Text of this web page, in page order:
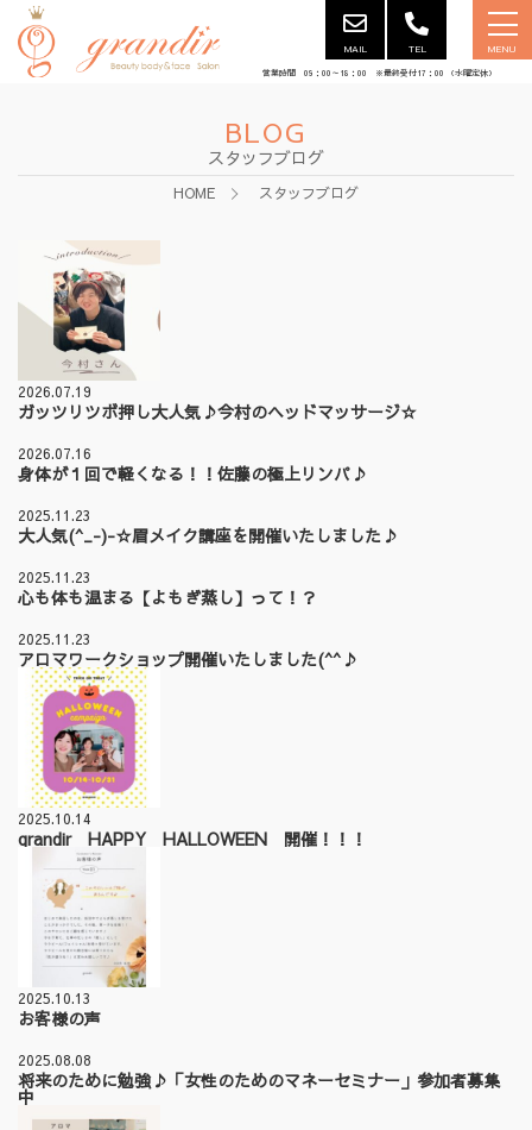
MAIL TEL MENU
営業時間 09：00～18：00 ※最終受付17：00 （水曜定休）
BLOG
スタッフブログ
HOME スタッフブログ
2026.07.19
ガッツリツボ押し大人気♪今村のヘッドマッサージ☆
2026.07.16
身体が１回で軽くなる！！佐藤の極上リンパ♪
2025.11.23
大人気(^_-)-☆眉メイク講座を開催いたしました♪
2025.11.23
心も体も温まる【よもぎ蒸し】って！？
2025.11.23
アロマワークショップ開催いたしました(^^♪
2025.10.14
grandir HAPPY HALLOWEEN 開催！！！
2025.10.13
お客様の声
2025.08.08
将来のために勉強♪「女性のためのマネーセミナー」参加者募集
中